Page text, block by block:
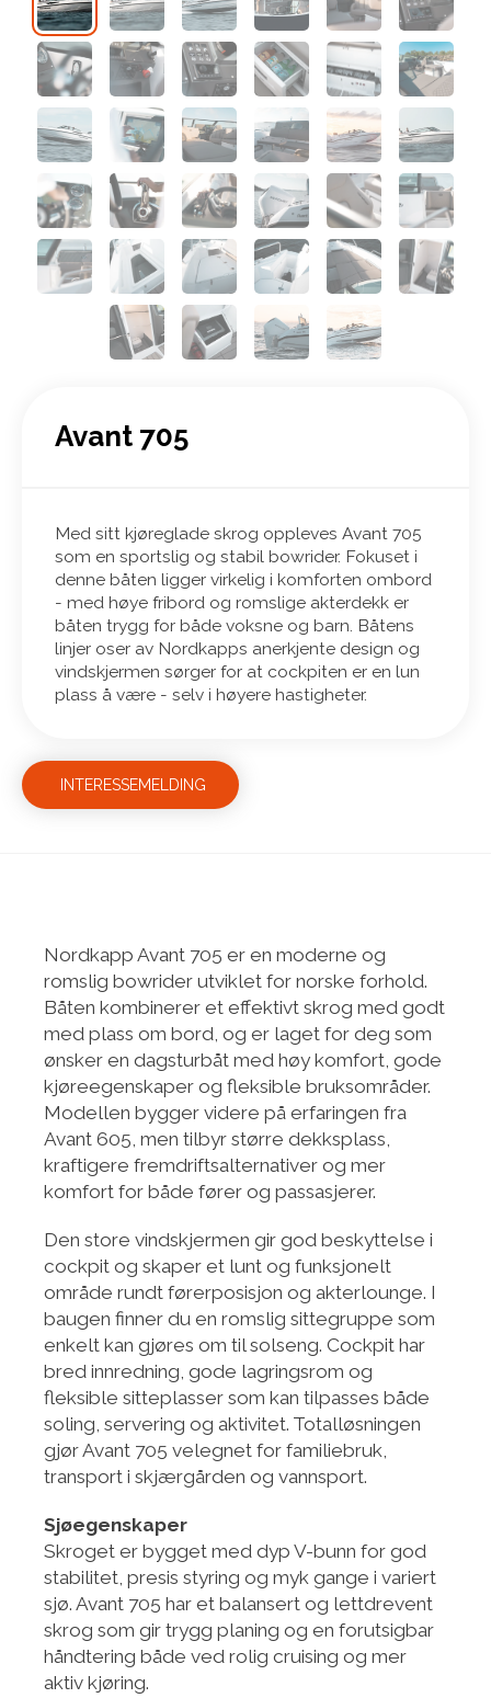
Avant 705
Med sitt kjøreglade skrog oppleves Avant 705
som en sportslig og stabil bowrider. Fokuset i
denne båten ligger virkelig i komforten ombord
- med høye fribord og romslige akterdekk er
båten trygg for både voksne og barn. Båtens
linjer oser av Nordkapps anerkjente design og
vindskjermen sørger for at cockpiten er en lun
plass å være - selv i høyere hastigheter.
INTERESSEMELDING
Nordkapp Avant 705 er en moderne og
romslig bowrider utviklet for norske forhold.
Båten kombinerer et effektivt skrog med godt
med plass om bord, og er laget for deg som
ønsker en dagsturbåt med høy komfort, gode
kjøreegenskaper og fleksible bruksområder.
Modellen bygger videre på erfaringen fra
Avant 605, men tilbyr større dekksplass,
kraftigere fremdriftsalternativer og mer
komfort for både fører og passasjerer.
Den store vindskjermen gir god beskyttelse i
cockpit og skaper et lunt og funksjonelt
område rundt førerposisjon og akterlounge. I
baugen finner du en romslig sittegruppe som
enkelt kan gjøres om til solseng. Cockpit har
bred innredning, gode lagringsrom og
fleksible sitteplasser som kan tilpasses både
soling, servering og aktivitet. Totalløsningen
gjør Avant 705 velegnet for familiebruk,
transport i skjærgården og vannsport.
Sjøegenskaper
Skroget er bygget med dyp V-bunn for god
stabilitet, presis styring og myk gange i variert
sjø. Avant 705 har et balansert og lettdrevent
skrog som gir trygg planing og en forutsigbar
håndtering både ved rolig cruising og mer
aktiv kjøring.